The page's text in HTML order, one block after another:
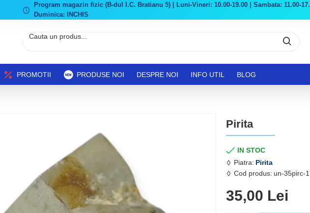
Program magazin fizic (B-dul I.C. Bratianu 5) | Luni-Vineri: 10.00-19.00 | Sambata: 11.00-
Duminica: INCHIS
PROMOTII PRODUSE NOI DESPRE NOI INFO UTIL BLOG
Pirita
IN STOC
Piatra: Pirita
Cod produs: un-35pirc-
35,00 Lei